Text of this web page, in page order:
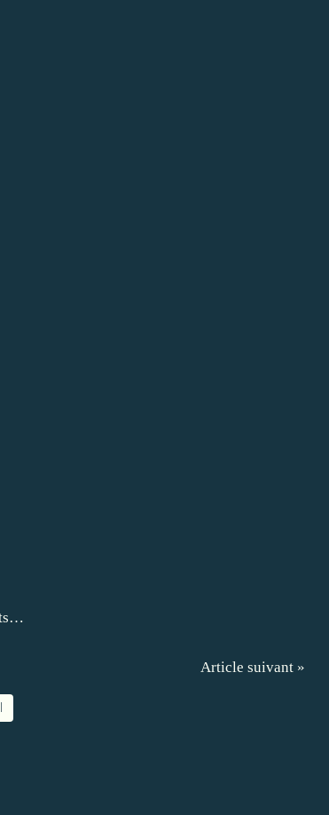
Article suivant »